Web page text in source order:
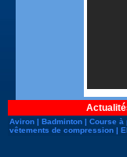
Aviron | Badminton | Course à
vêtements de compression |